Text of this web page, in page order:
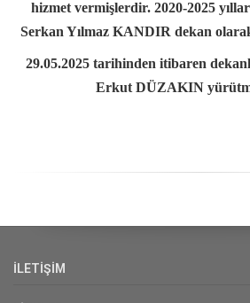
hizmet vermişlerdir. 2020-2025
Serkan Yılmaz KANDIR dekan
29.05.2025 tarihinden itibaren
Erkut DÜZAKIN
İLETİŞİM